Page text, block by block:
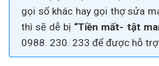
gọi số khác hay gọi thợ sửa
thì sẽ dễ bị “Tiền mất- tật
0988. 230. 233 để được hỗ